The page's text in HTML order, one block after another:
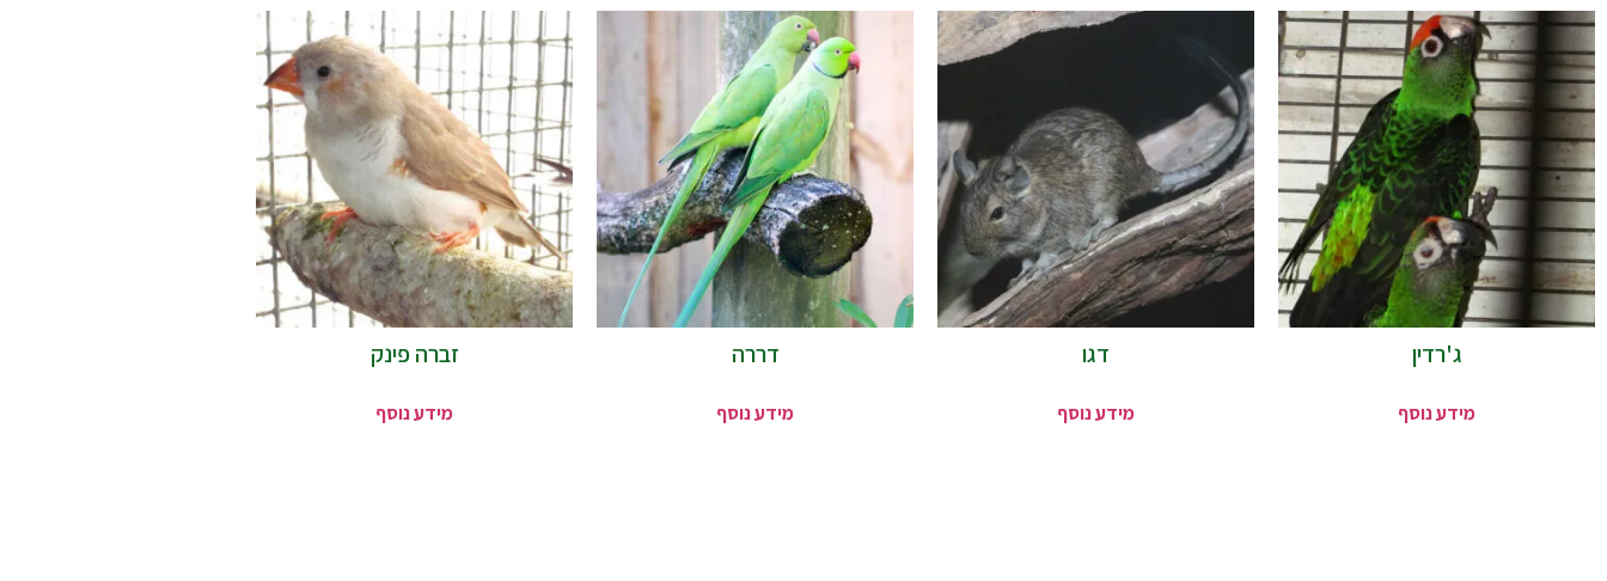
ג'רדין
מידע נוסף
דגו
מידע נוסף
דררה
מידע נוסף
זברה פינק
מידע נוסף